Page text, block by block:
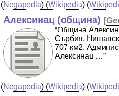
(Negapedia) (Wikipedia) (
Алексинац (община) [
“Община
Сърбия,
707 км2.
Алексинац …”
(Negapedia) (Wikipedia) (